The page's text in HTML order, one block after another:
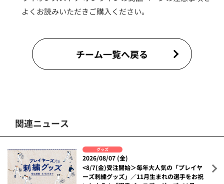
よくお読みいただきご購入ください。
チーム一覧へ戻る
関連ニュース
グッズ
2026/08/07 (金)
<8/7(金)受注開始＞毎年大人気の「プレイヤ
ーズ刺繍グッズ」／11月生まれの選手をお祝